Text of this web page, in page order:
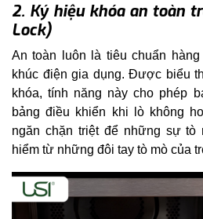
2. Ký hiệu khóa an toàn
Lock)
An toàn luôn là tiêu chuẩn
khúc điện gia dụng. Được biểu
khóa, tính năng này cho phép
bảng điều khiển khi lò không
ngăn chặn triệt để những sự tò
hiểm từ những đôi tay tò mò của